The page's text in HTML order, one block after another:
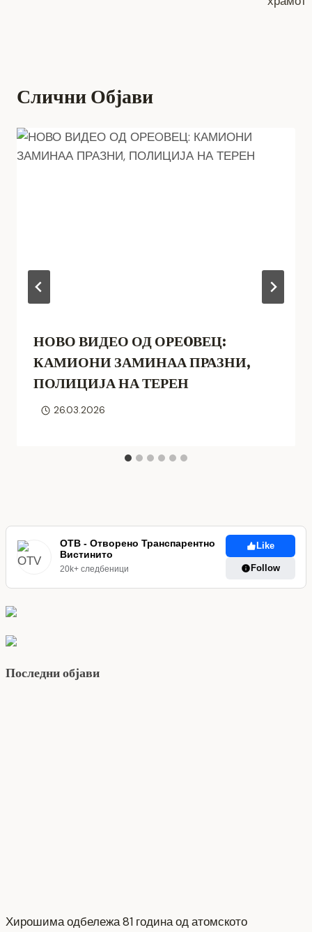
Слични Објави
НОВО ВИДЕО ОД ОРЕOВЕЦ:
КАМИОНИ ЗАМИНАА ПРАЗНИ,
ПОЛИЦИЈА НА ТЕРЕН
26.03.2026
ОТВ - Отворено Транспарентно
Вистинито
20k+ следбеници
Like
Follow
Последни објави
Хирошима одбележа 81 година од атомското